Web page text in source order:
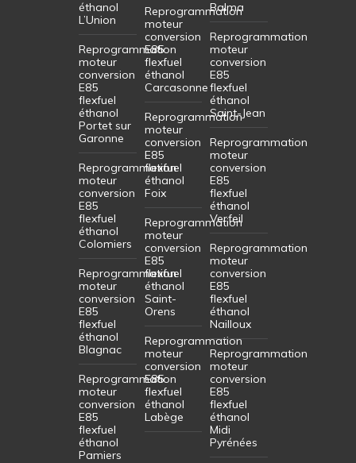
éthanol
L’Union
Reprogrammation
moteur
conversion
E85
flexfuel
éthanol
Portet sur
Garonne
Reprogrammation
moteur
conversion
E85
flexfuel
éthanol
Colomiers
Reprogrammation
moteur
conversion
E85
flexfuel
éthanol
Blagnac
Reprogrammation
moteur
conversion
E85
flexfuel
éthanol
Pamiers
Reprogrammation
moteur
conversion
E85
flexfuel
éthanol
Carcasonne
Reprogrammation
moteur
conversion
E85
flexfuel
éthanol
Foix
Reprogrammation
moteur
conversion
E85
flexfuel
éthanol
Saint-
Orens
Reprogrammation
moteur
conversion
E85
flexfuel
éthanol
Labège
Balma
Reprogrammation
moteur
conversion
E85
flexfuel
éthanol
Saint-Jean
Reprogrammation
moteur
conversion
E85
flexfuel
éthanol
Verfeil
Reprogrammation
moteur
conversion
E85
flexfuel
éthanol
Nailloux
Reprogrammation
moteur
conversion
E85
flexfuel
éthanol
Midi
Pyrénées